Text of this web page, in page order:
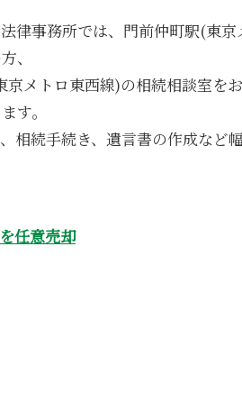
律事務所では、門前仲町駅(東
、
京メトロ東西線)の相続相談室を
す。
、相続手続き、遺言書の作成など
任意売却